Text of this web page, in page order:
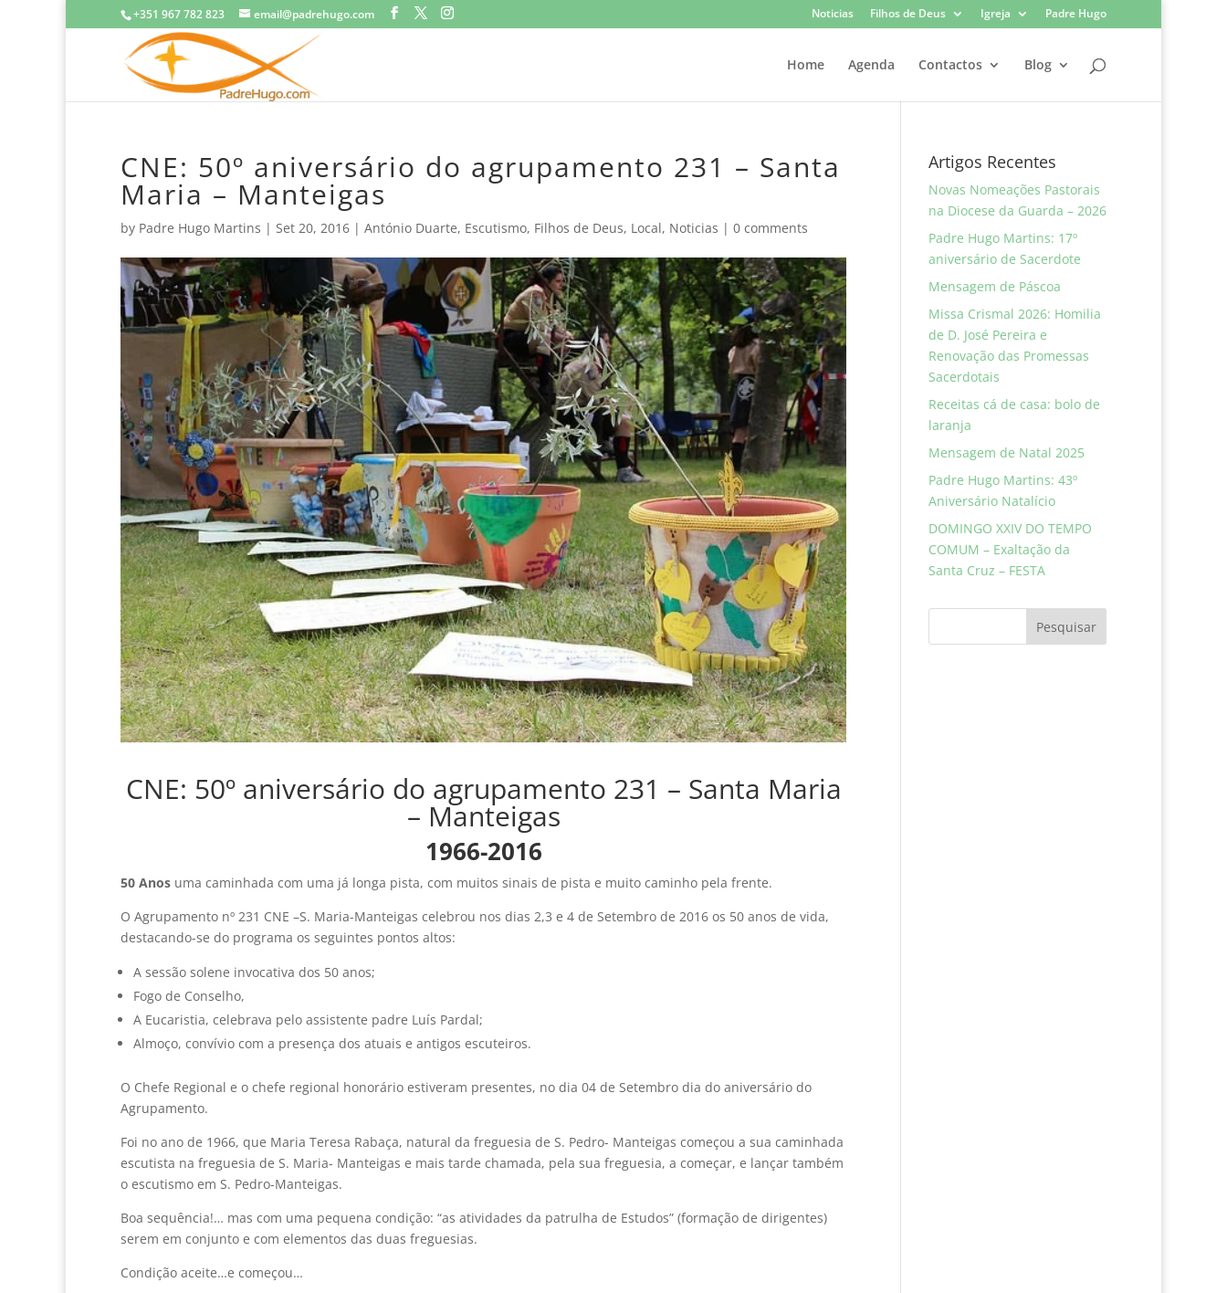
+351 967 782 823 email@padrehugo.com Noticias Filhos de Deus Igreja Padre Hugo
Home Agenda Contactos Blog
CNE: 50º aniversário do agrupamento 231 – Santa
Maria – Manteigas
by Padre Hugo Martins | Set 20, 2016 | António Duarte, Escutismo, Filhos de Deus, Local, Noticias | 0 comments
CNE: 50º aniversário do agrupamento 231 – Santa Maria
– Manteigas
1966-2016
50 Anos uma caminhada com uma já longa pista, com muitos sinais de pista e muito caminho pela frente.
O Agrupamento nº 231 CNE –S. Maria-Manteigas celebrou nos dias 2,3 e 4 de Setembro de 2016 os 50 anos de vida,
destacando-se do programa os seguintes pontos altos:
A sessão solene invocativa dos 50 anos;
Fogo de Conselho,
A Eucaristia, celebrava pelo assistente padre Luís Pardal;
Almoço, convívio com a presença dos atuais e antigos escuteiros.
O Chefe Regional e o chefe regional honorário estiveram presentes, no dia 04 de Setembro dia do aniversário do
Agrupamento.
Foi no ano de 1966, que Maria Teresa Rabaça, natural da freguesia de S. Pedro- Manteigas começou a sua caminhada
escutista na freguesia de S. Maria- Manteigas e mais tarde chamada, pela sua freguesia, a começar, e lançar também
o escutismo em S. Pedro-Manteigas.
Boa sequência!… mas com uma pequena condição: “as atividades da patrulha de Estudos” (formação de dirigentes)
serem em conjunto e com elementos das duas freguesias.
Condição aceite…e começou…
Artigos Recentes
Novas Nomeações Pastorais
na Diocese da Guarda – 2026
Padre Hugo Martins: 17º
aniversário de Sacerdote
Mensagem de Páscoa
Missa Crismal 2026: Homilia
de D. José Pereira e
Renovação das Promessas
Sacerdotais
Receitas cá de casa: bolo de
laranja
Mensagem de Natal 2025
Padre Hugo Martins: 43º
Aniversário Natalício
DOMINGO XXIV DO TEMPO
COMUM – Exaltação da
Santa Cruz – FESTA
Pesquisar